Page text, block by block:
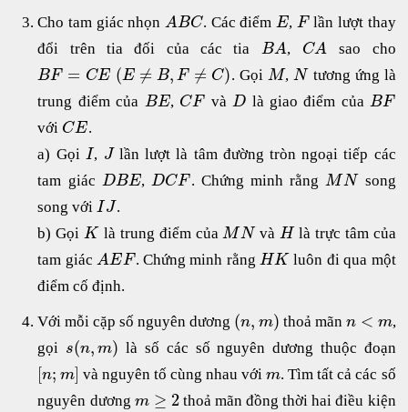
Cho tam giác nhọn ABC. Các điểm E, Flần lượt thay
đổi trên tia đối của các tia BA, CA sao cho
BF = CE (E ≠ B, F ≠ C). Gọi M, N tương ứng là
trung điểm của BE, CF vàD là giao điểm củaBF
với CE.
a) Gọi I, J lần lượt là tâm đường tròn ngoại tiếp các
tam giác DBE,DCF . Chứng minh rằngMN song
song vớiI J.
b) GọiK là trung điểm củaMN vàH là trực tâm của
tam giácAEF. Chứng minh rằngHK luôn đi qua một
điểm cố định.
Với mỗi cặp số nguyên dương (n, m) thoả mãn n < m,
gọi s(n, m) là số các số nguyên dương thuộc đoạn
[n; m] và nguyên tố cùng nhau vớim. Tìm tất cả các số
nguyên dương m ≥ 2thoả mãn đồng thời hai điều kiện